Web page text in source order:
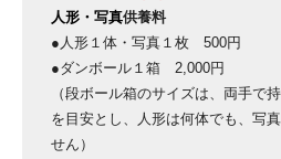
人形・写真供養料
●人形１体・写真１枚 500円
●ダンボール１箱 2,000円
（段ボール箱のサイズは、両手で
を目安とし、人形は何体でも、写
せん）